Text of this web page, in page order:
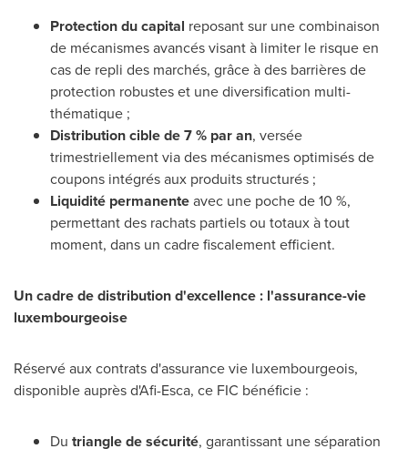
Protection du capital reposant sur une combinaison
de mécanismes avancés visant à limiter le risque en
cas de repli des marchés, grâce à des barrières de
protection robustes et une diversification multi-
thématique ;
Distribution cible de 7 % par an, versée
trimestriellement via des mécanismes optimisés de
coupons intégrés aux produits structurés ;
Liquidité permanenteavec une poche de 10 %,
permettant des rachats partiels ou totaux à tout
moment, dans un cadre fiscalement efficient.
Un cadre de distribution d'excellence : l'assurance-vie
luxembourgeoise
Réservé aux contrats d'assurance vie luxembourgeois,
disponible auprès d'Afi-Esca, ce FIC bénéficie :
Du triangle de sécurité, garantissant une séparation